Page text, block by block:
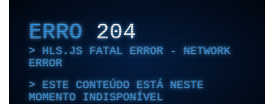
ERRO204
HLS.JS FATAL ERROR - NETWORK
ERROR
ESTE CONTEÚDO ESTÁ NESTE
MOMENTO INDISPONÍVEL